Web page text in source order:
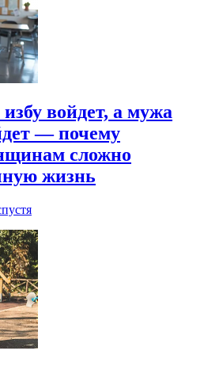
войдет, а мужа
— почему
сложно
жизнь